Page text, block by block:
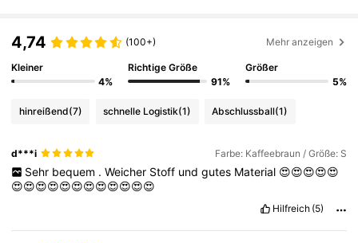
448K Follower
4,83 448K Follower
4,83 448K Follower
4,74 (100+) Mehr anzeigen
Kleiner
4%
Richtige Größe
91%
Größer
5%
hinreißend(7) schnelle Logistik(1) Abschlussball(1)
d***i Farbe: Kaffeebraun / Größe: S
Sehr bequem . Weicher Stoff und gutes Material 😍😍😍😍😍
😍😍😍😍😍😍😍😍😍😍😍😍
Hilfreich (5)